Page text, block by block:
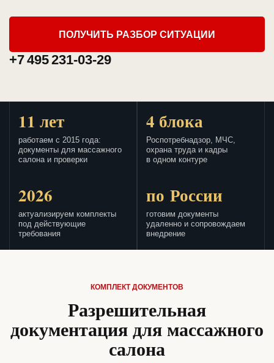
ПОЛУЧИТЬ РАЗБОР СИТУАЦИИ
+7 495 231-03-29
11 лет
работаем с 2015 года:
документы для массажного
салона и проверки
4 блока
Роспотребнадзор, МЧС,
охрана труда и кадры
в одном контуре
2026
актуализируем комплекты
под действующие
требования
по России
готовим документы
удаленно и сопровождаем
внедрение
КОМПЛЕКТ ДОКУМЕНТОВ
Разрешительная
документация для массажного
салона